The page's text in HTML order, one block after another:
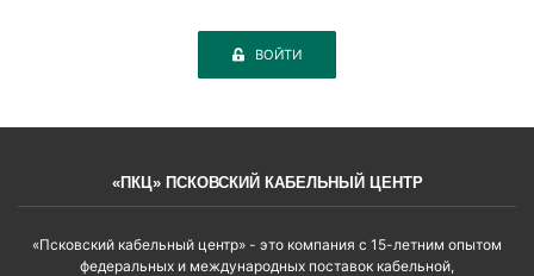
ВОЙТИ
«ПКЦ» ПСКОВСКИЙ КАБЕЛЬНЫЙ ЦЕНТР
«Псковский кабельный центр» - это компания с 15-летним опытом
федеральных и международных поставок кабельной,